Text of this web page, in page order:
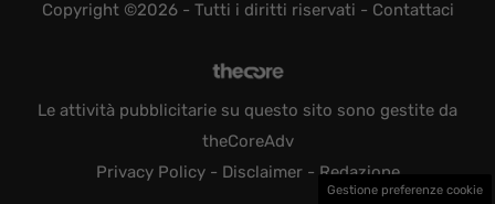
Copyright ©2026 - Tutti i diritti riservati - Contattaci
Le attività pubblicitarie su questo sito sono gestite da
theCoreAdv
Privacy Policy- Disclaimer- Redazione
Gestione preferenze cookie